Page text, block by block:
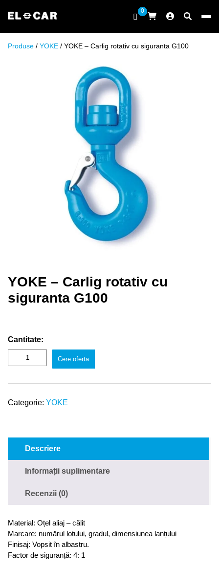
ELCAR
0
Produse / YOKE / YOKE – Carlig rotativ cu siguranta G100
YOKE – Carlig rotativ cu
siguranta G100
Cantitate:
Cere oferta
Categorie: YOKE
Descriere
Informații suplimentare
Recenzii (0)
Material: Oțel aliaj – călit
Marcare: numărul lotului, gradul, dimensiunea lanțului
Finisaj: Vopsit în albastru.
Factor de siguranță: 4: 1